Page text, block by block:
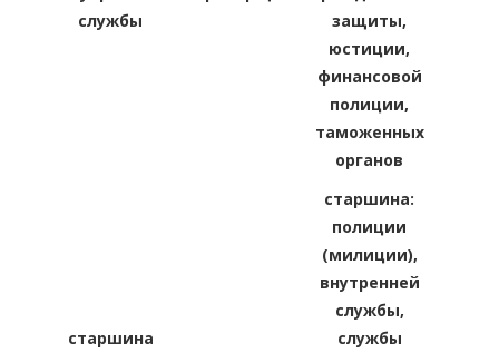
службы
защиты,
юстиции,
финансовой
полиции,
таможенных
органов
старшина
старшина:
полиции
(милиции),
внутренней
службы,
службы